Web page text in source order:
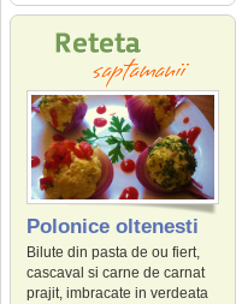
Polonice oltenesti
Bilute din pasta de ou fiert,
cascaval si carne de carnat
prajit, imbracate in verdeata